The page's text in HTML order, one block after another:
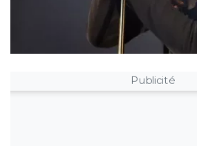
Publicité